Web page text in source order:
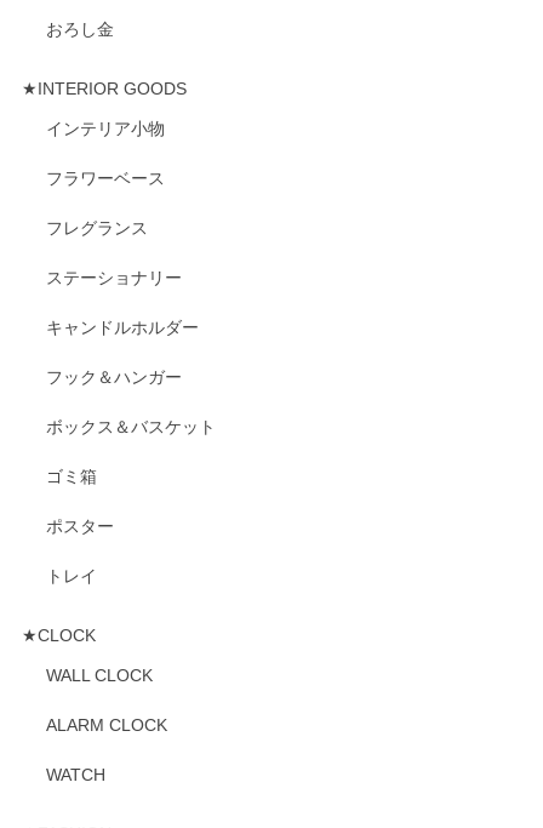
おろし金
★INTERIOR GOODS
インテリア小物
フラワーベース
フレグランス
ステーショナリー
キャンドルホルダー
フック＆ハンガー
ボックス＆バスケット
ゴミ箱
ポスター
トレイ
★CLOCK
WALL CLOCK
ALARM CLOCK
WATCH